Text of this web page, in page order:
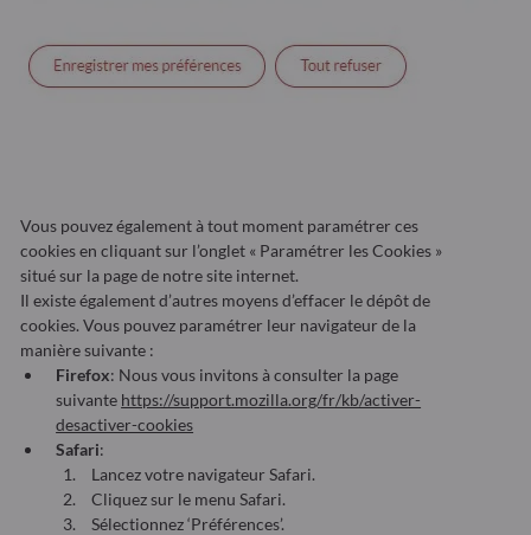
Vous pouvez également à tout moment paramétrer ces
cookies en cliquant sur l’onglet « Paramétrer les Cookies »
situé sur la page de notre site internet.
Il existe également d’autres moyens d’effacer le dépôt de
cookies. Vous pouvez paramétrer leur navigateur de la
manière suivante :
Firefox: Nous vous invitons à consulter la page
suivante https://support.mozilla.org/fr/kb/activer-
desactiver-cookies
Safari:
Lancez votre navigateur Safari.
Cliquez sur le menu Safari.
Sélectionnez ‘Préférences’.